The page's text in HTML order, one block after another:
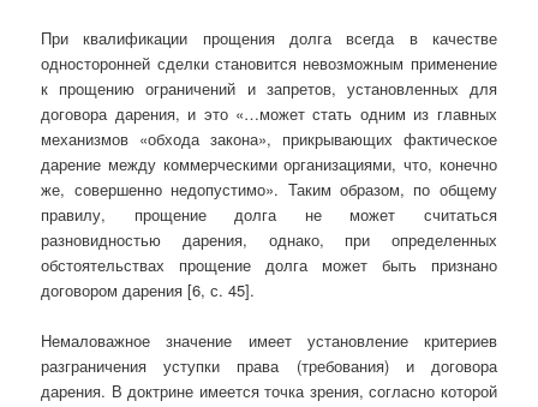
При квалификации прощения долга всегда в качестве
односторонней сделки становится невозможным применение
к прощению ограничений и запретов, установленных для
договора дарения, и это «…может стать одним из главных
механизмов «обхода закона», прикрывающих фактическое
дарение между коммерческими организациями, что, конечно
же, совершенно недопустимо». Таким образом, по общему
правилу, прощение долга не может считаться
разновидностью дарения, однако, при определенных
обстоятельствах прощение долга может быть признано
договором дарения [6, с. 45].
Немаловажное значение имеет установление критериев
разграничения уступки права (требования) и договора
дарения. В доктрине имеется точка зрения, согласно которой